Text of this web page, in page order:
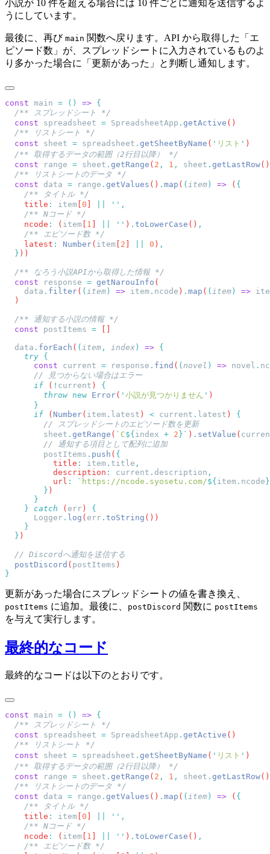
小説が 10 件を超える場合には 10 件ごとに通知を送信するよ
うにしています。
最後に、再び main 関数へ戻ります。API から取得した「エ
ピソード数」が、スプレッドシートに入力されているものよ
り多かった場合に「更新があった」と判断し通知します。
const main = () =>
  const
spreadsheet = SpreadsheetApp . getActive
  const
sheet = spreadsheet . getSheetByName ( ' リスト '
  const
range = sheet . getRange ( 2 , 1 , sheet . getLastRow
  const
data = range . getValues () . map ( ( item ) => (
    title
: item 0 ''
    ncode
: ( item 1 '' ) . toLowerCase ()
    latest
: Number( item 2 0 )
  }
  const
response = getNarouInfo
    data
. filter( ( item ) => item . ncode ) . map ( ( item ) =>
  const
postItems =
  data
. forEach ( ( item , index ) =>
    try
      const
current = response . find ( ( novel ) => novel .
      if
( ! current )
        throw
new Error( ' 小説が見つかりません '
      if
( Number( item . latest ) < current . latest )
        sheet
. getRange ( ` C${ index + 2 }` ) . setValue (
        postItems
. push (
          title
: item . title
          description
: current . description
          url
: ` https://ncode.syosetu.com/${ item . ncode }
        }
    }
catch ( err )
      Logger
. log ( err . toString
  }
  postDiscord
( postItems
更新があった場合にスプレッドシートの値を書き換え、
postItems に追加。最後に、 postDiscord 関数に postItems
を与えて実行します。
最終的なコード
最終的なコードは以下のとおりです。
const main = () =>
  const
spreadsheet = SpreadsheetApp . getActive
  const
sheet = spreadsheet . getSheetByName ( ' リスト '
  const
range = sheet . getRange ( 2 , 1 , sheet . getLastRow
  const
data = range . getValues () . map ( ( item) => (
    title
: item [0 ] ''
    ncode
: ( item [ 1 ] '' ) . toLowerCase ()